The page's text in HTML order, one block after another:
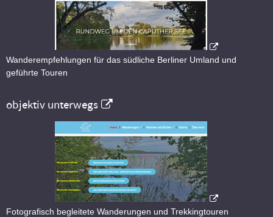
Wanderempfehlungen für das südliche Berliner Umland und
geführte Touren
objektiv unterwegs
Fotografisch begleitete Wanderungen und Trekkingtouren